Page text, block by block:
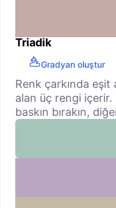
Triadik
Gradyan oluştur
Renk çarkında eşit
alan üç rengi
baskın bırakın,